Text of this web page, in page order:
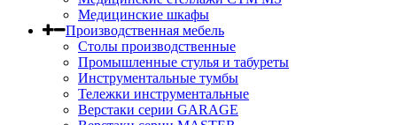
Медицинские шкафы
Производственная мебель
Столы производственные
Промышленные стулья и табуреты
Инструментальные тумбы
Тележки инструментальные
Верстаки серии GARAGE